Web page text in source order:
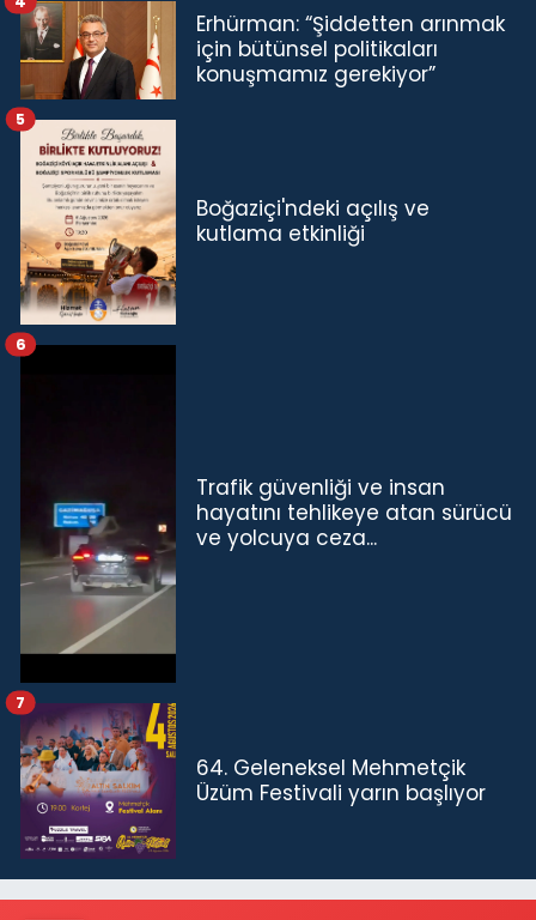
Erhürman: “Şiddetten arınmak
için bütünsel politikaları
konuşmamız gerekiyor”
Boğaziçi'ndeki açılış ve
kutlama etkinliği
5
Trafik güvenliği ve insan
hayatını tehlikeye atan sürücü
ve yolcuya ceza...
6
64. Geleneksel Mehmetçik
Üzüm Festivali yarın başlıyor
7